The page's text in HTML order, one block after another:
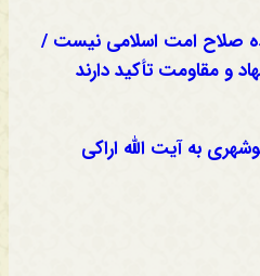
صلاح امت اسلامی نیست /
و مقاومت تأکید دارند
به آیت الله اراکی